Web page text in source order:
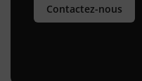
Contactez-nous